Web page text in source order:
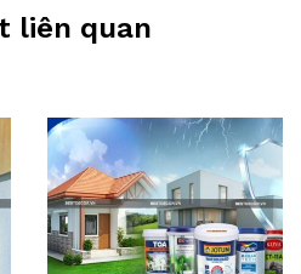
liên quan